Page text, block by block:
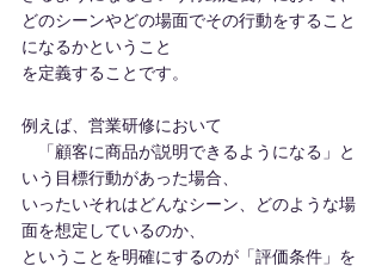
どのシーンやどの場面でその行動をすること
になるかということ
を定義することです。
例えば、営業研修において
「顧客に商品が説明できるようになる」と
いう目標行動があった場合、
いったいそれはどんなシーン、どのような場
面を想定しているのか、
ということを明確にするのが「評価条件」を